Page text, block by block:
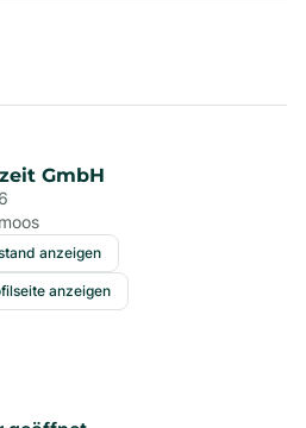
GmbH
anzeigen
anzeigen